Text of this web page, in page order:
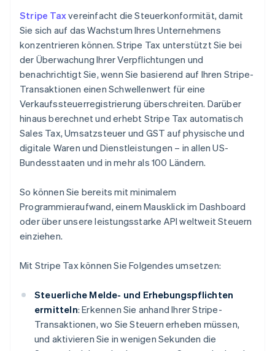
Stripe Taxvereinfacht die Steuerkonformität, damit
Sie sich auf das Wachstum Ihres Unternehmens
konzentrieren können. Stripe Tax unterstützt Sie bei
der Überwachung Ihrer Verpflichtungen und
benachrichtigt Sie, wenn Sie basierend auf Ihren Stripe-
Transaktionen einen Schwellenwert für eine
Verkaufssteuerregistrierung überschreiten. Darüber
hinaus berechnet und erhebt Stripe Tax automatisch
Sales Tax, Umsatzsteuer und GST auf physische und
digitale Waren und Dienstleistungen – in allen US-
Bundesstaaten und in mehr als 100 Ländern.
So können Sie bereits mit minimalem
Programmieraufwand, einem Mausklick im Dashboard
oder über unsere leistungsstarke API weltweit Steuern
einziehen.
Mit Stripe Tax können Sie Folgendes umsetzen:
Steuerliche Melde- und Erhebungspflichten
ermitteln: Erkennen Sie anhand Ihrer Stripe-
Transaktionen, wo Sie Steuern erheben müssen,
und aktivieren Sie in wenigen Sekunden die